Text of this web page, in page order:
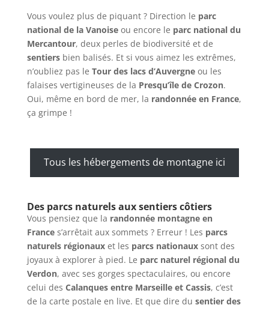
Vous voulez plus de piquant ? Direction le parc
national de la Vanoiseou encore le parc national du
Mercantour, deux perles de biodiversité et de
sentiersbien balisés. Et si vous aimez les extrêmes,
n’oubliez pas le Tour des lacs d’Auvergneou les
falaises vertigineuses de la Presqu’île de Crozon.
Oui, même en bord de mer, la randonnée en France,
ça grimpe !
Tous les hébergements de montagne ici
Des parcs naturels aux sentiers côtiers
Vous pensiez que la randonnée montagne en
Frances’arrêtait aux sommets ? Erreur ! Les parcs
naturels régionauxet les parcs nationauxsont des
joyaux à explorer à pied. Le parc naturel régional du
Verdon, avec ses gorges spectaculaires, ou encore
celui des Calanques entre Marseille et Cassis, c’est
de la carte postale en live. Et que dire du sentier des